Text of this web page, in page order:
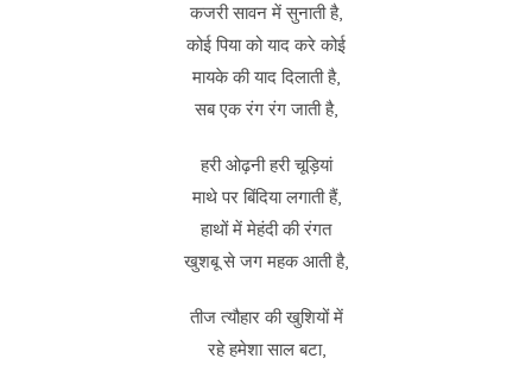
कजरी सावन में सुनाती है,
कोई पिया को याद करे कोई
मायके की याद दिलाती है,
सब एक रंग रंग जाती है,
हरी ओढ़नी हरी चूड़ियां
माथे पर बिंदिया लगाती हैं,
हाथों में मेहंदी की रंगत
खुशबू से जग महक आती है,
तीज त्यौहार की खुशियों में
रहे हमेशा साल बटा,